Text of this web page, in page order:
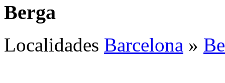
Berga
Localidades Barcelona »